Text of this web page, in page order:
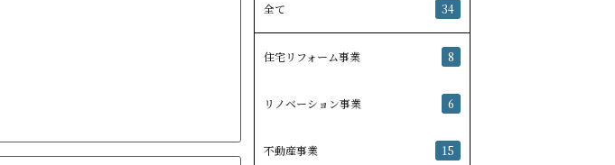
全て 34
住宅リフォーム事業 8
リノベーション事業 6
不動産事業 15